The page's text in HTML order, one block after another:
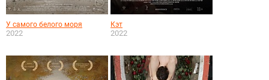
У самого белого моря
2022
Кэт
2022